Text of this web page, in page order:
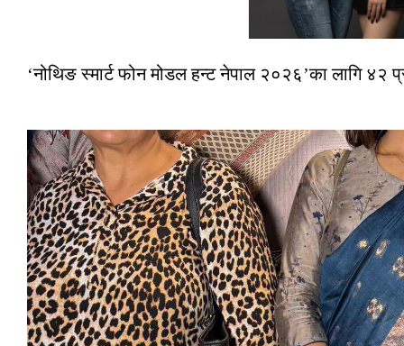
‘नोथिङ स्मार्ट फोन मोडल हन्ट नेपाल २०२६’का लागि ४२